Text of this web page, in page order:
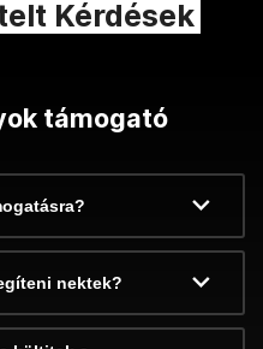
Kérdések
támogató
nektek?